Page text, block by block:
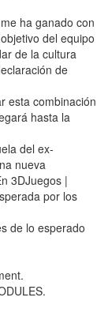
ha ganado con
del equipo
de la cultura
de
esta combinación
hasta la
del ex-
nueva
3DJuegos |
por los
de lo esperado